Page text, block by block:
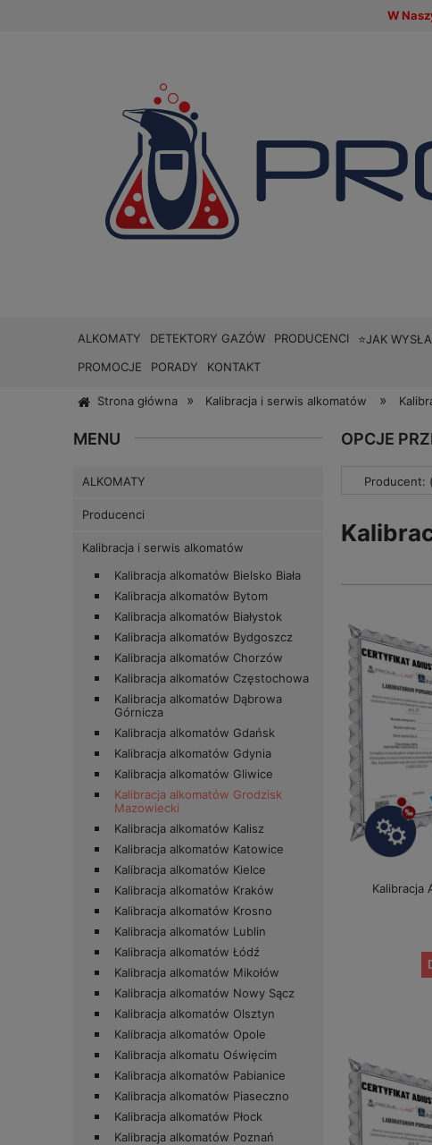
W
ALKOMATY DETEKTORY GAZÓW PRODUCENCI ⭐JAK
PROMOCJE
PORADY KONTAKT
Strona główna » Kalibracja i serwis alkomatów »
MENU
ALKOMATY
Producenci
Kalibracja i serwis alkomatów
Kalibracja alkomatów Bielsko Biała
Kalibracja alkomatów Bytom
Kalibracja alkomatów Białystok
Kalibracja alkomatów Bydgoszcz
Kalibracja alkomatów Chorzów
Kalibracja alkomatów Częstochowa
Kalibracja alkomatów Dąbrowa
Górnicza
Kalibracja alkomatów Gdańsk
Kalibracja alkomatów Gdynia
Kalibracja alkomatów Gliwice
Kalibracja alkomatów Grodzisk
Mazowiecki
Kalibracja alkomatów Kalisz
Kalibracja alkomatów Katowice
Kalibracja alkomatów Kielce
Kalibracja alkomatów Kraków
Kalibracja alkomatów Krosno
Kalibracja alkomatów Lublin
Kalibracja alkomatów Łódź
Kalibracja alkomatów Mikołów
Kalibracja alkomatów Nowy Sącz
Kalibracja alkomatów Olsztyn
Kalibracja alkomatów Opole
Kalibracja alkomatu Oświęcim
Kalibracja alkomatów Pabianice
Kalibracja alkomatów Piaseczno
Kalibracja alkomatów Płock
Kalibracja alkomatów Poznań
OPCJE
Producent:
Kalibracja